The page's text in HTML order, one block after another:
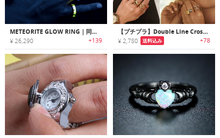
METEORITE GLOW RING｜同じものは２つと無い隕石発光リング
¥ 26,290 +139
【プチプラ】Double Line Cross winding Rings｜曲線美が美しいファッションリング
¥ 2,780 送料込み +78